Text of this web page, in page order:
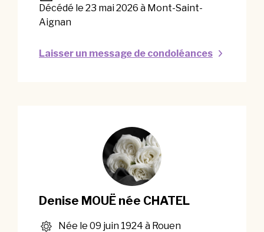
Décédé le 23 mai 2026 à Mont-Saint-
Aignan
Laisser un message de condoléances
Denise MOUË née CHATEL
Née le 09 juin 1924 à Rouen